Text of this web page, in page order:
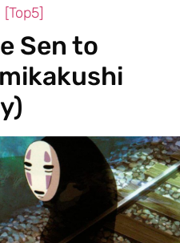
Sen to